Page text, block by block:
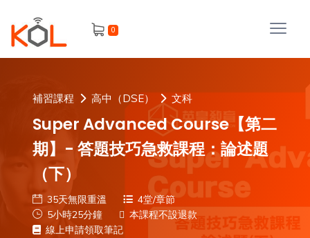
0
進
階
搜
補習課程 高中（DSE） 文科
Super Advanced Course【第二
期】- 答題技巧急救課程：論述題
（下）
35天無限重溫
4堂/章節
5小時25分鐘
本課程不設退款
線上申請領取筆記